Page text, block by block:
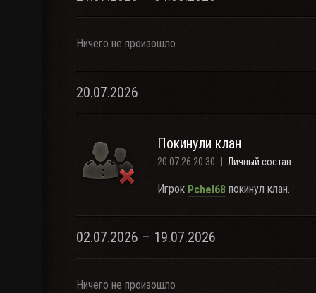
Ничего не произошло
20.07.2026
Покинули клан
20.07.26 20:30 Личный состав
Игрок Pchel68 покинул клан.
02.07.2026 – 19.07.2026
Ничего не произошло